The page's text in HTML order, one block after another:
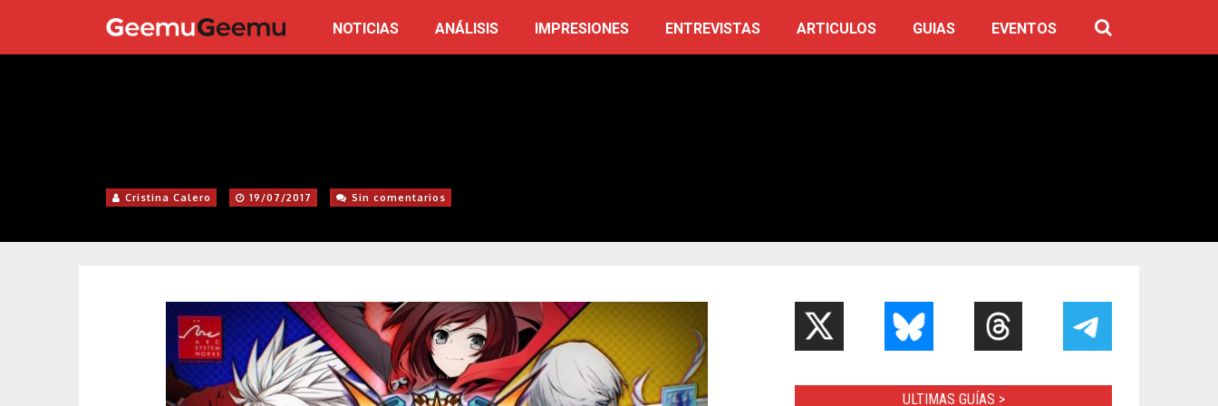
NOTICIAS ANÁLISIS IMPRESIONES ENTREVISTAS ARTICULOS GUIAS EVENTOS
Cristina Calero 19/07/2017 Sin comentarios
ULTIMAS GUÍAS >